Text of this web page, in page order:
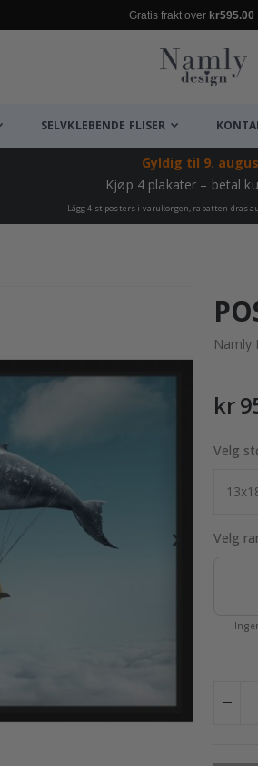
Gratis frakt over kr595.00
SELVKLEBENDE FLISER
Gyldig til 9.
Kjøp 4 plakater – betal
Lägg 4 st posters i varukorgen, rabatten dras
95,00 Kr
Namly
kr
Velg
Velg